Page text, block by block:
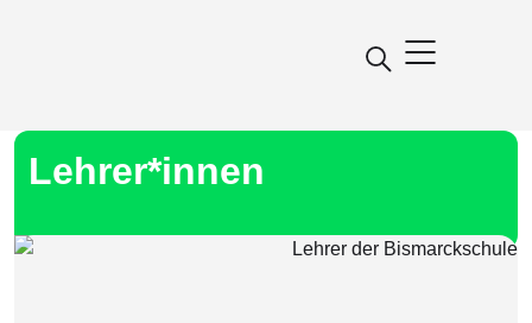
Lehrer*innen